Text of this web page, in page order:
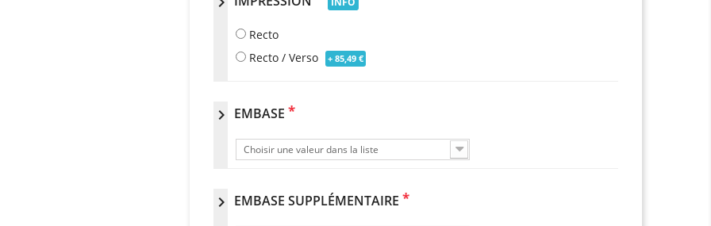
Recto
Recto / Verso
+ 85,49 €
chevron_right EMBASE *
Choisir une valeur dans la liste
chevron_right EMBASE SUPPLÉMENTAIRE *